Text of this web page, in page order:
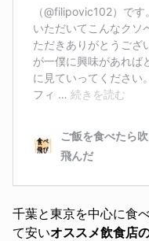
千葉と東京を中心に食
て安いオススメ飲食店